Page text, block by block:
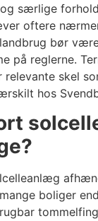
særlige
oftere
bør
på reglerne.
relevante skel
hos
boliger